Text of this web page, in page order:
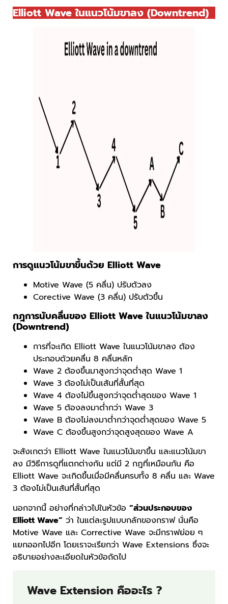
Elliott Wave ในแนวโน้มขาลง (Downtrend)
การดูแนวโน้มขาขึ้นด้วย Elliott Wave
Motive Wave (5 คลื่น) ปรับตัวลง
Corective Wave (3 คลื่น) ปรับตัวขึ้น
กฎการนับคลื่นของ Elliott Wave ในแนวโน้มขาลง
(Downtrend)
การที่จะเกิด Elliott Wave ในแนวโน้มขาลง ต้อง
ประกอบด้วยคลื่น 8 คลื่นหลัก
Wave 2 ต้องขึ้นมาสูงกว่าจุดต่ำสุด Wave 1
Wave 3 ต้องไม่เป็นเส้นที่สั้นที่สุด
Wave 4 ต้องไม่ขึ้นสูงกว่าจุดต่ำสุดของ Wave 1
Wave 5 ต้องลงมาต่ำกว่า Wave 3
Wave B ต้องไม่ลงมาต่ำกว่าจุดต่ำสุดของ Wave 5
Wave C ต้องขึ้นสูงกว่าจุดสูงสุดของ Wave A
จะสังเกตว่า Elliott Wave ในแนวโน้มขาขึ้น และแนวโน้มขา
ลง มีวิธีการดูที่แตกต่างกัน แต่มี 2 กฎที่เหมือนกัน คือ
Elliott Wave จะเกิดขึ้นเมื่อมีคลื่นครบทั้ง 8 คลื่น และ Wave
3 ต้องไม่เป็นเส้นที่สั้นที่สุด
นอกจากนี้ อย่างที่กล่าวไปในหัวข้อ“ส่วนประกอบของ
Elliott Wave” ว่า ในแต่ละรูปแบบกลักของกราฟ นั่นคือ
Motive Wave และ Corrective Wave จะมีกราฟย่อย ๆ
แยกออกไปอีก โดยเราจะเรียกว่า Wave Extensions ซึ่งจะ
อธิบายอย่างละเอียดในหัวข้อถัดไป
Wave Extension คืออะไร ?